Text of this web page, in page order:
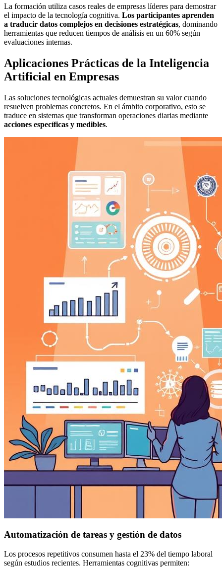
La formación utiliza casos reales de empresas líderes para demostrar
el impacto de la tecnología cognitiva. Los participantes aprenden
a traducir datos complejos en decisiones estratégicas, dominando
herramientas que reducen tiempos de análisis en un 60% según
evaluaciones internas.
Aplicaciones Prácticas de la Inteligencia
Artificial en Empresas
Las soluciones tecnológicas actuales demuestran su valor cuando
resuelven problemas concretos. En el ámbito corporativo, esto se
traduce en sistemas que transforman operaciones diarias mediante
acciones específicas y medibles.
Automatización de tareas y gestión de datos
Los procesos repetitivos consumen hasta el 23% del tiempo laboral
según estudios recientes. Herramientas cognitivas permiten: